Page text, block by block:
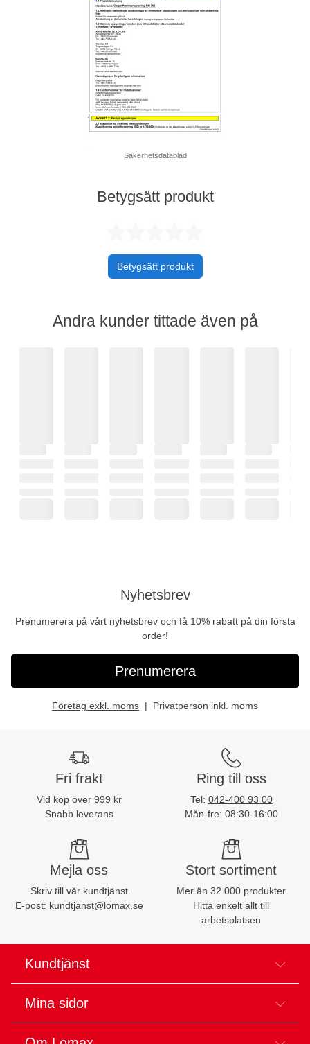
Säkerhetsdatablad
Betygsätt produkt
Betygsätt produkt
Andra kunder tittade även på
Nyhetsbrev
Prenumerera på vårt nyhetsbrev och få 10% rabatt på din första
order!
Prenumerera
Företag exkl. moms Privatperson inkl. moms
Fri frakt
Vid köp över 999 kr
Snabb leverans
Ring till oss
Tel: 042-400 93 00
Mån-fre: 08:30-16:00
Mejla oss
Skriv till vår kundtjänst
E-post: kundtjanst@lomax.se
Stort sortiment
Mer än 32 000 produkter
Hitta enkelt allt till
arbetsplatsen
Kundtjänst
Mina sidor